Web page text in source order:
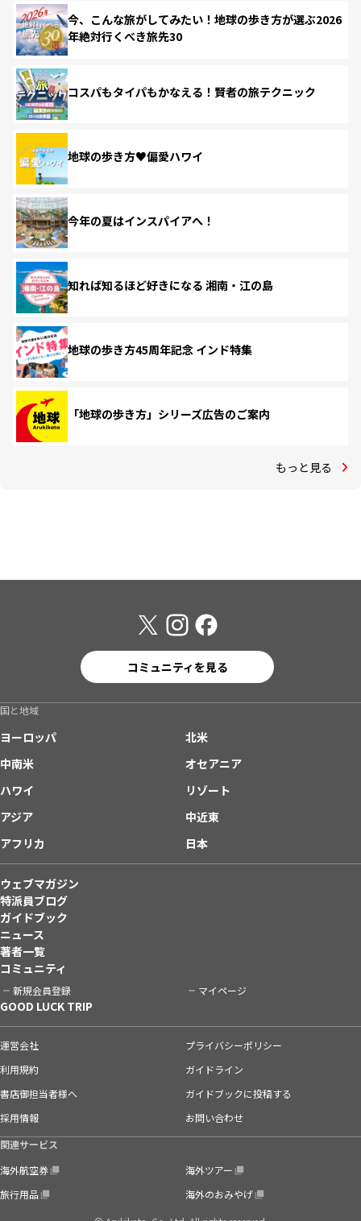
今、こんな旅がしてみたい！地球の歩き方が選ぶ2026
年絶対行くべき旅先30
コスパもタイパもかなえる！賢者の旅テクニック
地球の歩き方♥偏愛ハワイ
今年の夏はインスパイアへ！
知れば知るほど好きになる 湘南・江の島
地球の歩き方45周年記念 インド特集
「地球の歩き方」シリーズ広告のご案内
もっと見る
コミュニティを見る
国と地域
ヨーロッパ
北米
中南米
オセアニア
ハワイ
リゾート
アジア
中近東
アフリカ
日本
ウェブマガジン
特派員ブログ
ガイドブック
ニュース
著者一覧
コミュニティ
新規会員登録 マイページ
GOOD LUCK TRIP
運営会社
プライバシーポリシー
利用規約
ガイドライン
書店御担当者様へ
ガイドブックに投稿する
採用情報
お問い合わせ
関連サービス
海外航空券
海外ツアー
旅行用品
海外のおみやげ